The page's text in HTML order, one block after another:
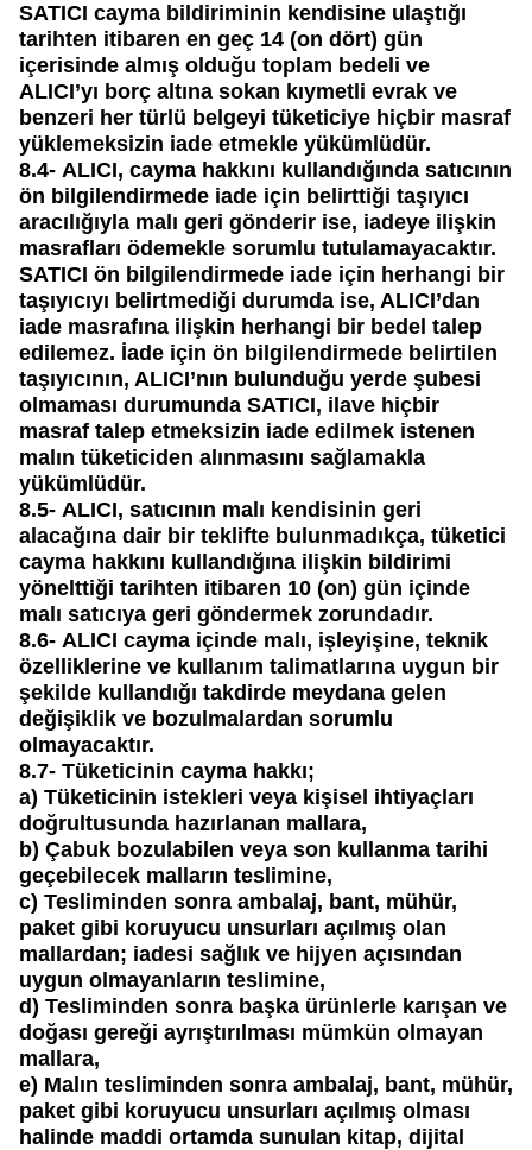
SATICI cayma bildiriminin kendisine ulaştığı
tarihten itibaren en geç 14 (on dört) gün
içerisinde almış olduğu toplam bedeli ve
ALICI’yı borç altına sokan kıymetli evrak ve
benzeri her türlü belgeyi tüketiciye hiçbir masraf
yüklemeksizin iade etmekle yükümlüdür.
8.4- ALICI, cayma hakkını kullandığında satıcının
ön bilgilendirmede iade için belirttiği taşıyıcı
aracılığıyla malı geri gönderir ise, iadeye ilişkin
masrafları ödemekle sorumlu tutulamayacaktır.
SATICI ön bilgilendirmede iade için herhangi bir
taşıyıcıyı belirtmediği durumda ise, ALICI’dan
iade masrafına ilişkin herhangi bir bedel talep
edilemez. İade için ön bilgilendirmede belirtilen
taşıyıcının, ALICI’nın bulunduğu yerde şubesi
olmaması durumunda SATICI, ilave hiçbir
masraf talep etmeksizin iade edilmek istenen
malın tüketiciden alınmasını sağlamakla
yükümlüdür.
8.5- ALICI, satıcının malı kendisinin geri
alacağına dair bir teklifte bulunmadıkça, tüketici
cayma hakkını kullandığına ilişkin bildirimi
yönelttiği tarihten itibaren 10 (on) gün içinde
malı satıcıya geri göndermek zorundadır.
8.6- ALICI cayma içinde malı, işleyişine, teknik
özelliklerine ve kullanım talimatlarına uygun bir
şekilde kullandığı takdirde meydana gelen
değişiklik ve bozulmalardan sorumlu
olmayacaktır.
8.7- Tüketicinin cayma hakkı;
a) Tüketicinin istekleri veya kişisel ihtiyaçları
doğrultusunda hazırlanan mallara,
b) Çabuk bozulabilen veya son kullanma tarihi
geçebilecek malların teslimine,
c) Tesliminden sonra ambalaj, bant, mühür,
paket gibi koruyucu unsurları açılmış olan
mallardan; iadesi sağlık ve hijyen açısından
uygun olmayanların teslimine,
d) Tesliminden sonra başka ürünlerle karışan ve
doğası gereği ayrıştırılması mümkün olmayan
mallara,
e) Malın tesliminden sonra ambalaj, bant, mühür,
paket gibi koruyucu unsurları açılmış olması
halinde maddi ortamda sunulan kitap, dijital